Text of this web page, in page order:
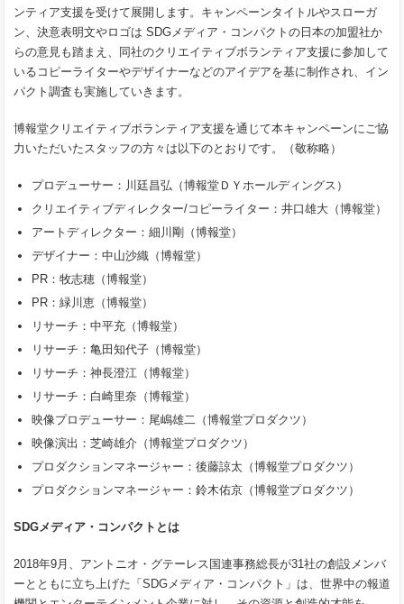
ンティア支援を受けて展開します。キャンペーンタイトルやスローガ
ン、決意表明文やロゴは SDGメディア・コンパクトの日本の加盟社か
らの意見も踏まえ、同社のクリエイティブボランティア支援に参加して
いるコピーライターやデザイナーなどのアイデアを基に制作され、イン
パクト調査も実施していきます。
博報堂クリエイティブボランティア支援を通じて本キャンペーンにご協
力いただいたスタッフの方々は以下のとおりです。（敬称略）
プロデューサー：川廷昌弘（博報堂ＤＹホールディングス）
クリエイティブディレクター/コピーライター：井口雄大（博報堂）
アートディレクター：細川剛（博報堂）
デザイナー：中山沙織（博報堂）
PR：牧志穂（博報堂）
PR：緑川恵（博報堂）
リサーチ：中平充（博報堂）
リサーチ：亀田知代子（博報堂）
リサーチ：神長澄江（博報堂）
リサーチ：白崎里奈（博報堂）
映像プロデューサー：尾嶋雄二（博報堂プロダクツ）
映像演出：芝崎雄介（博報堂プロダクツ）
プロダクションマネージャー：後藤諒太（博報堂プロダクツ）
プロダクションマネージャー：鈴木佑京（博報堂プロダクツ）
SDGメディア・コンパクトとは
2018年9月、アントニオ・グテーレス国連事務総長が31社の創設メンバ
ーとともに立ち上げた「SDGメディア・コンパクト」は、世界中の報道